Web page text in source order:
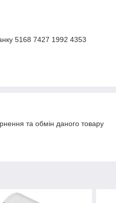
5168 7427 1992 4353
та обмін даного товару